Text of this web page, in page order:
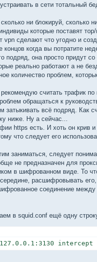
в сети тотальный
ни блокируй, сколько
которые поставят
vpn сделают что угодно и
концов когда вы потратите
подряд, она просто придут
реально работают а не
количество проблем,
рекомендую считать трафик
обращаться к
затыкивать всё подряд. Как
ниже. Ну а сейчас...
https есть. И хоть он крив и
что следует его
заниматься, следует
не предназначен для
в шифрованном виде. То
расшифровывать
соединение между
в squid.conf ещё одну